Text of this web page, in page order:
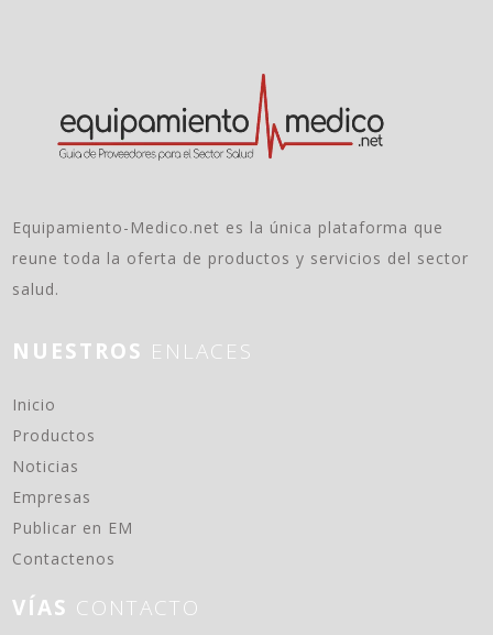
Equipamiento-Medico.net es la única plataforma que
reune toda la oferta de productos y servicios del sector
salud.
NUESTROS ENLACES
Inicio
Productos
Noticias
Empresas
Publicar en EM
Contactenos
VÍAS CONTACTO